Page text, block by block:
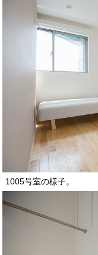
1005号室の様子。